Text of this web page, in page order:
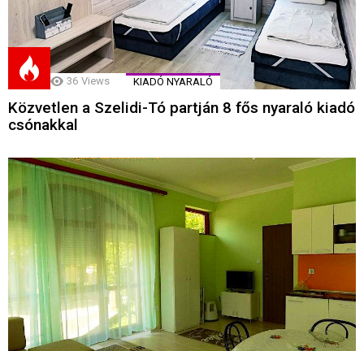
36 Views KIADÓ NYARALÓ
Közvetlen a Szelidi-Tó partján 8 fős nyaraló kiadó
csónakkal